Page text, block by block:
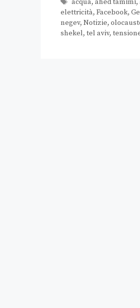
acqua, ahed tamimi,
elettricità, Facebook,
negev, Notizie,
shekel, tel aviv,